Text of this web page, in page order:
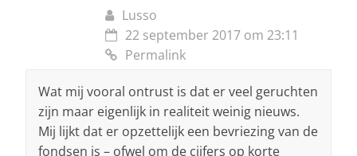
Lusso
22 september 2017 om 23:11
Permalink
Wat mij vooral ontrust is dat er veel geruchten
zijn maar eigenlijk in realiteit weinig nieuws.
Mij lijkt dat er opzettelijk een bevriezing van de
fondsen is – ofwel om de cijfers op korte